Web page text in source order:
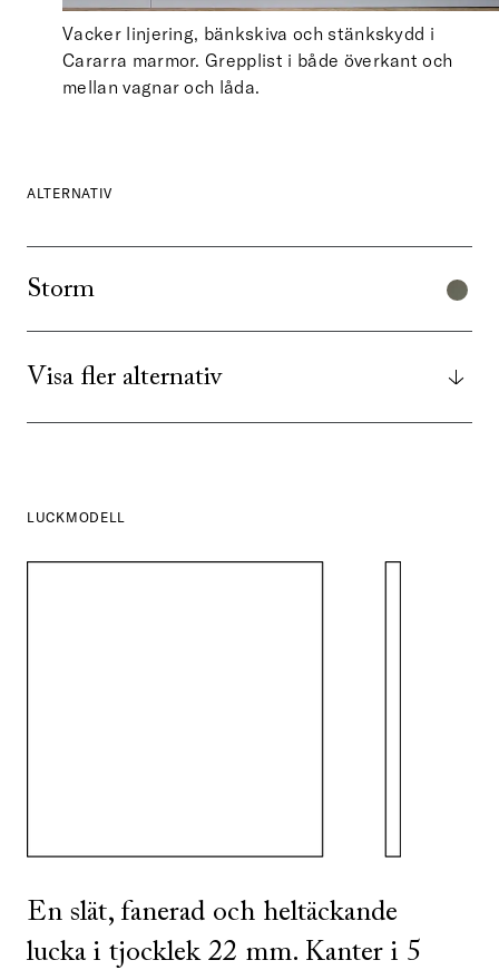
Vacker linjering, bänkskiva och stänkskydd i
Cararra marmor. Grepplist i både överkant och
mellan vagnar och låda.
ALTERNATIV
Storm
Visa fler alternativ
LUCKMODELL
En slät, fanerad och heltäckande
lucka i tjocklek 22 mm. Kanter i 5